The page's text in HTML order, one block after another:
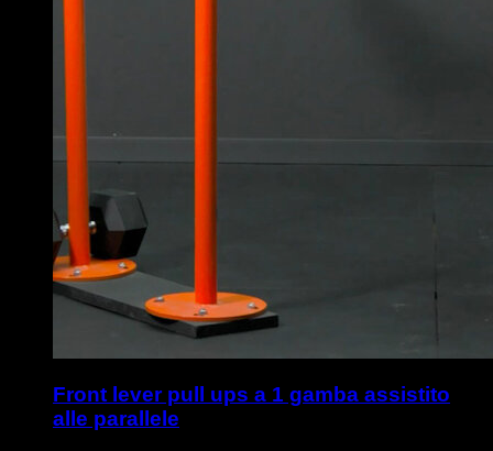
Front lever pull ups a 1 gamba assistito
alle parallele